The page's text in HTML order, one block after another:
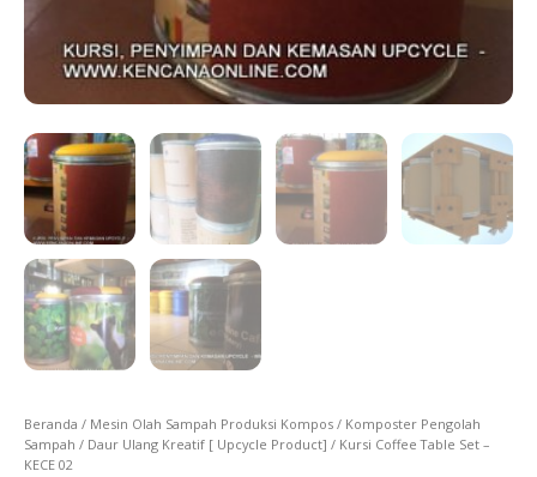
Beranda / Mesin Olah Sampah Produksi Kompos / Komposter Pengolah
Sampah / Daur Ulang Kreatif [ Upcycle Product] / Kursi Coffee Table Set –
KECE 02